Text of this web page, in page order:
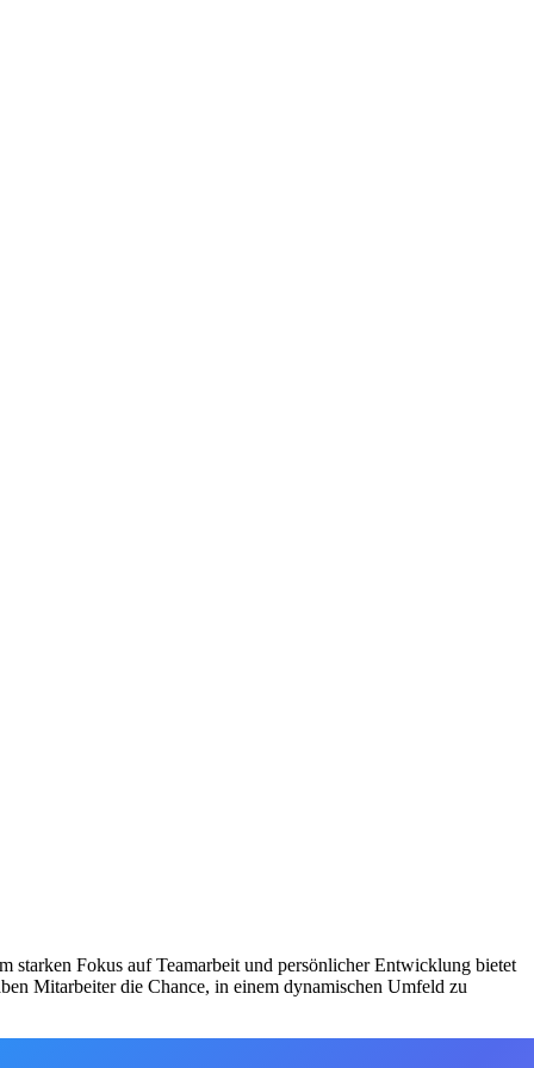
starken Fokus auf Teamarbeit und persönlicher Entwicklung bietet
Mitarbeiter die Chance, in einem dynamischen Umfeld zu